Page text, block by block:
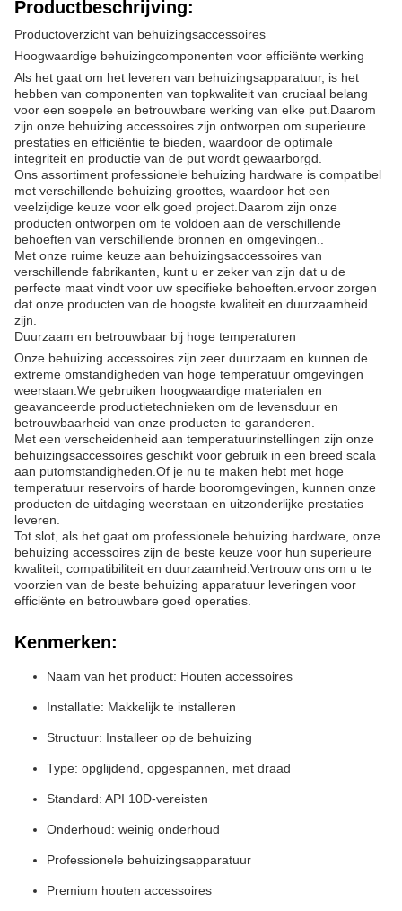
Productbeschrijving:
Productoverzicht van behuizingsaccessoires
Hoogwaardige behuizingcomponenten voor efficiënte werking
Als het gaat om het leveren van behuizingsapparatuur, is het
hebben van componenten van topkwaliteit van cruciaal belang
voor een soepele en betrouwbare werking van elke put.Daarom
zijn onze behuizing accessoires zijn ontworpen om superieure
prestaties en efficiëntie te bieden, waardoor de optimale
integriteit en productie van de put wordt gewaarborgd.
Ons assortiment professionele behuizing hardware is compatibel
met verschillende behuizing groottes, waardoor het een
veelzijdige keuze voor elk goed project.Daarom zijn onze
producten ontworpen om te voldoen aan de verschillende
behoeften van verschillende bronnen en omgevingen..
Met onze ruime keuze aan behuizingsaccessoires van
verschillende fabrikanten, kunt u er zeker van zijn dat u de
perfecte maat vindt voor uw specifieke behoeften.ervoor zorgen
dat onze producten van de hoogste kwaliteit en duurzaamheid
zijn.
Duurzaam en betrouwbaar bij hoge temperaturen
Onze behuizing accessoires zijn zeer duurzaam en kunnen de
extreme omstandigheden van hoge temperatuur omgevingen
weerstaan.We gebruiken hoogwaardige materialen en
geavanceerde productietechnieken om de levensduur en
betrouwbaarheid van onze producten te garanderen.
Met een verscheidenheid aan temperatuurinstellingen zijn onze
behuizingsaccessoires geschikt voor gebruik in een breed scala
aan putomstandigheden.Of je nu te maken hebt met hoge
temperatuur reservoirs of harde booromgevingen, kunnen onze
producten de uitdaging weerstaan en uitzonderlijke prestaties
leveren.
Tot slot, als het gaat om professionele behuizing hardware, onze
behuizing accessoires zijn de beste keuze voor hun superieure
kwaliteit, compatibiliteit en duurzaamheid.Vertrouw ons om u te
voorzien van de beste behuizing apparatuur leveringen voor
efficiënte en betrouwbare goed operaties.
Kenmerken:
Naam van het product: Houten accessoires
Installatie: Makkelijk te installeren
Structuur: Installeer op de behuizing
Type: opglijdend, opgespannen, met draad
Standard: API 10D-vereisten
Onderhoud: weinig onderhoud
Professionele behuizingsapparatuur
Premium houten accessoires